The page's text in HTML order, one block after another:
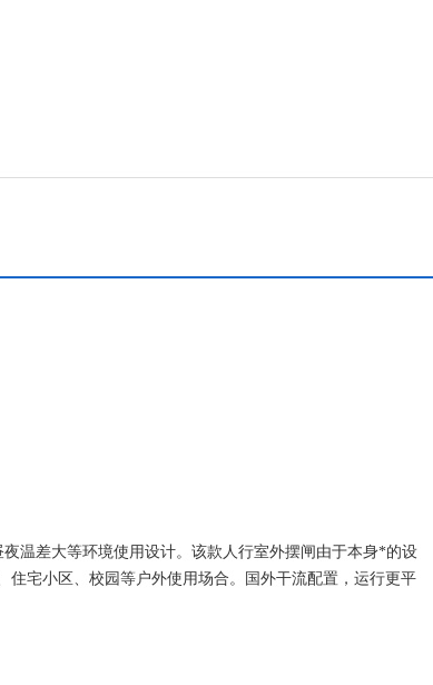
温差大等环境使用设计。该款人行室外摆闸由于本身*的设
宅小区、校园等户外使用场合。国外干流配置，运行更平